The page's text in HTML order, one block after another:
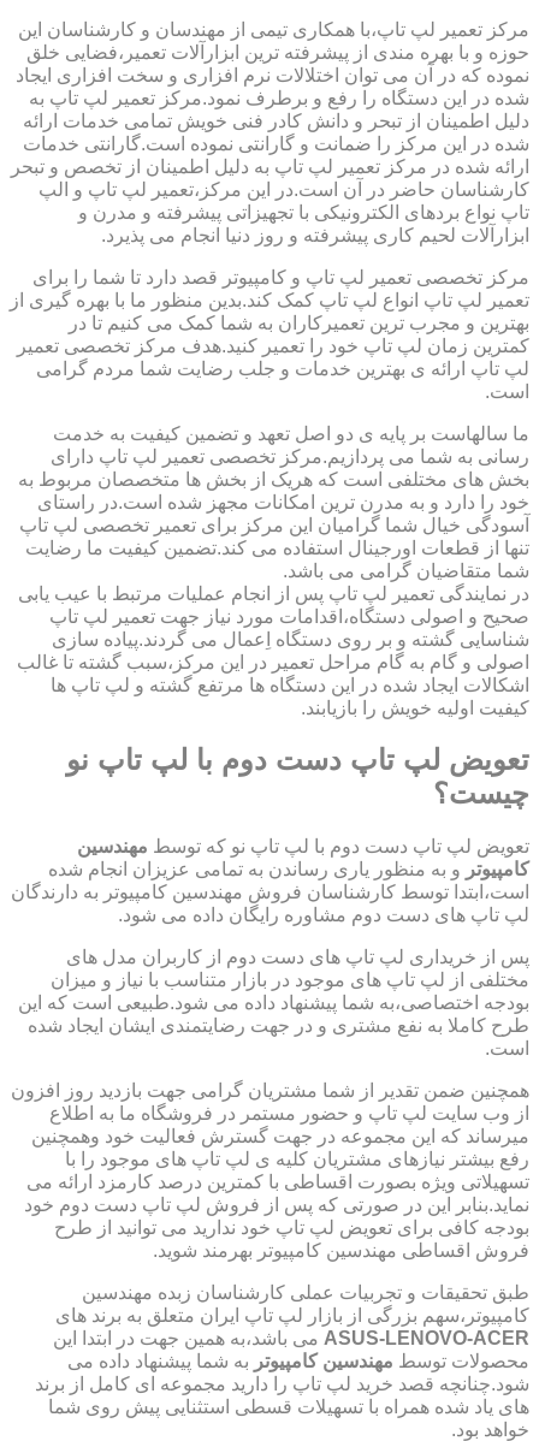
مرکز تعمیر لپ تاپ،با همکاری تیمی از مهندسان و کارشناسان این
حوزه و با بهره مندی از پیشرفته ترین ابزارآلات تعمیر،فضایی خلق
نموده که در آن می توان اختلالات نرم افزاری و سخت افزاری ایجاد
شده در این دستگاه را رفع و برطرف نمود.مرکز تعمیر لپ تاپ به
دلیل اطمینان از تبحر و دانش کادر فنی خویش تمامی خدمات ارائه
شده در این مرکز را ضمانت و گارانتی نموده است.گارانتی خدمات
ارائه شده در مرکز تعمیر لپ تاپ به دلیل اطمینان از تخصص و تبحر
کارشناسان حاضر در آن است.در این مرکز،تعمیر لپ تاپ و الپ
تاپ نواع بردهای الکترونیکی با تجهیزاتی پیشرفته و مدرن و
ابزارآلات لحیم کاری پیشرفته و روز دنیا انجام می پذیرد.
مرکز تخصصی تعمیر لپ تاپ و کامپیوتر قصد دارد تا شما را برای
تعمیر لپ تاپ انواع لپ تاپ کمک کند.بدین منظور ما با بهره گیری از
بهترین و مجرب ترین تعمیرکاران به شما کمک می کنیم تا در
کمترین زمان لپ تاپ خود را تعمیر کنید.هدف مرکز تخصصی تعمیر
لپ تاپ ارائه ی بهترین خدمات و جلب رضایت شما مردم گرامی
است.
ما سالهاست بر پایه ی دو اصل تعهد و تضمین کیفیت به خدمت
رسانی به شما می پردازیم.مرکز تخصصی تعمیر لپ تاپ دارای
بخش های مختلفی است که هریک از بخش ها متخصصان مربوط به
خود را دارد و به مدرن ترین امکانات مجهز شده است.در راستای
آسودگی خیال شما گرامیان این مرکز برای تعمیر تخصصی لپ تاپ
تنها از قطعات اورجینال استفاده می کند.تضمین کیفیت ما رضایت
شما متقاضیان گرامی می باشد.
در نمایندگی تعمیر لپ تاپ پس از انجام عملیات مرتبط با عیب یابی
صحیح و اصولی دستگاه،اقدامات مورد نیاز جهت تعمیر لپ تاپ
شناسایی گشته و بر روی دستگاه اِعمال می گردند.پیاده سازی
اصولی و گام به گام مراحل تعمیر در این مرکز،سبب گشته تا غالب
اشکالات ایجاد شده در این دستگاه ها مرتفع گشته و لپ تاپ ها
کیفیت اولیه خویش را بازیابند.
تعویض لپ تاپ دست دوم با لپ تاپ نو
چیست؟
تعویض لپ تاپ دست دوم با لپ تاپ نو که توسط مهندسین
کامپیوتر و به منظور یاری رساندن به تمامی عزیزان انجام شده
است،ابتدا توسط کارشناسان فروش مهندسین کامپیوتر به دارندگان
لپ تاپ های دست دوم مشاوره رایگان داده می شود.
پس از خریداری لپ تاپ های دست دوم از کاربران مدل های
مختلفی از لپ تاپ های موجود در بازار متناسب با نیاز و میزان
بودجه اختصاصی،به شما پیشنهاد داده می شود.طبیعی است که این
طرح کاملا به نفع مشتری و در جهت رضایتمندی ایشان ایجاد شده
است.
همچنین ضمن تقدیر از شما مشتریان گرامی جهت بازدید روز افزون
از وب سایت لپ تاپ و حضور مستمر در فروشگاه ما به اطلاع
میرساند که این مجموعه در جهت گسترش فعالیت خود وهمچنین
رفع بیشتر نیازهای مشتریان کلیه ی لپ تاپ های موجود را با
تسهیلاتی ویژه بصورت اقساطی با کمترین درصد کارمزد ارائه می
نماید.بنابر این در صورتی که پس از فروش لپ تاپ دست دوم خود
بودجه کافی برای تعویض لپ تاپ خود ندارید می توانید از طرح
فروش اقساطی مهندسین کامپیوتر بهرمند شوید.
طبق تحقیقات و تجربیات عملی کارشناسان زبده مهندسین
کامپیوتر،سهم بزرگی از بازار لپ تاپ ایران متعلق به برند های
ASUS-LENOVO-ACER می باشد،به همین جهت در ابتدا این
محصولات توسط مهندسین کامپیوتر به شما پیشنهاد داده می
شود.چنانچه قصد خرید لپ تاپ را دارید مجموعه ای کامل از برند
های یاد شده همراه با تسهیلات قسطی استثنایی پیش روی شما
خواهد بود.